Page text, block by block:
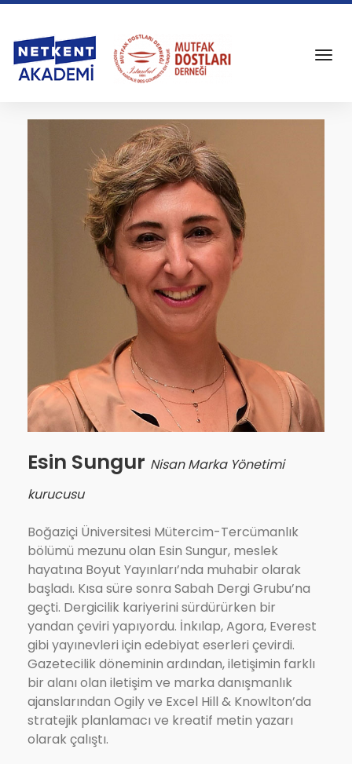
Esin Sungur Nisan Marka Yönetimi
kurucusu
Boğaziçi Üniversitesi Mütercim-Tercümanlık
bölümü mezunu olan Esin Sungur, meslek
hayatına Boyut Yayınları’nda muhabir olarak
başladı. Kısa süre sonra Sabah Dergi Grubu’na
geçti. Dergicilik kariyerini sürdürürken bir
yandan çeviri yapıyordu. İnkılap, Agora, Everest
gibi yayınevleri için edebiyat eserleri çevirdi.
Gazetecilik döneminin ardından, iletişimin farklı
bir alanı olan iletişim ve marka danışmanlık
ajanslarından Ogily ve Excel Hill & Knowlton’da
stratejik planlamacı ve kreatif metin yazarı
olarak çalıştı.